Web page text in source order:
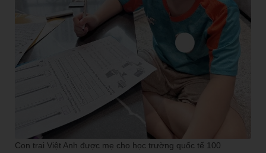
Con trai Việt Anh được mẹ cho học trường quốc tế 100